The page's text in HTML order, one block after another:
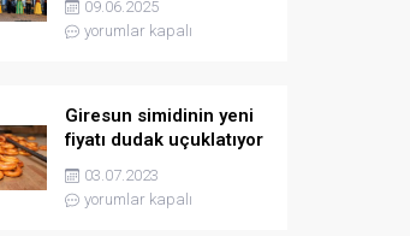
09.06.2025
yorumlar kapalı
Giresun simidinin yeni
fiyatı dudak uçuklatıyor
03.07.2023
yorumlar kapalı